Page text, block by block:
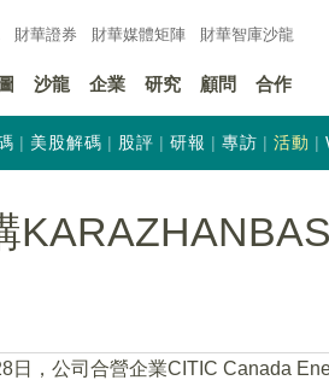
財華證券 財華媒體矩陣 財華智庫沙龍
沙龍 企業 研究 顧問 合作
美股解碼 股評 研報 專訪 活動
日，公司合營企業CITIC Canada